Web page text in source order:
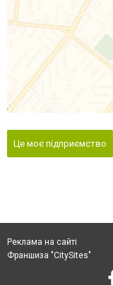
Це моє підприємство
Реклама на сайті
Франшиза "CitySites"